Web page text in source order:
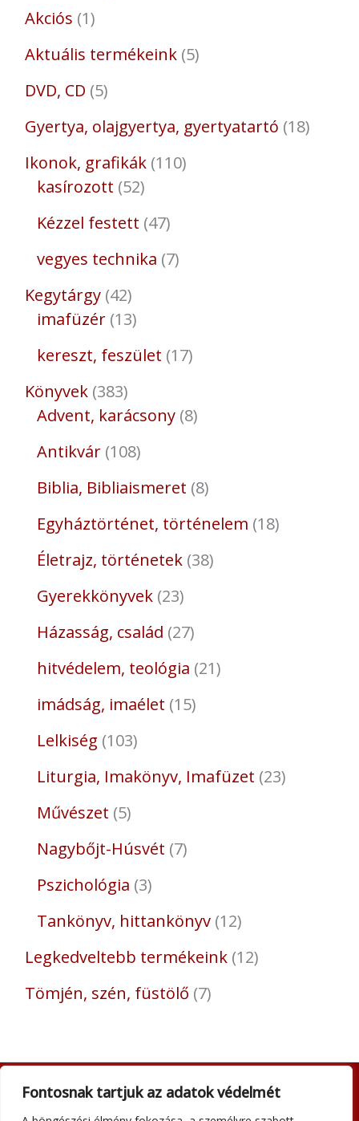
Fontosnak tartjuk az adatok védelmét
Akciós 1
Aktuális termékeink 5
DVD, CD 5
Gyertya, olajgyertya, gyertyatartó 18
Ikonok, grafikák 110
kasírozott 52
Kézzel festett 47
vegyes technika 7
Kegytárgy 42
imafüzér 13
kereszt, feszület 17
Könyvek 383
Advent, karácsony 8
Antikvár 108
Biblia, Bibliaismeret 8
Egyháztörténet, történelem 18
Életrajz, történetek 38
Gyerekkönyvek 23
Házasság, család 27
hitvédelem, teológia 21
imádság, imaélet 15
Lelkiség 103
Liturgia, Imakönyv, Imafüzet 23
Művészet 5
Nagybőjt-Húsvét 7
Pszichológia 3
Tankönyv, hittankönyv 12
Legkedveltebb termékeink 12
Tömjén, szén, füstölő 7
Adatkezelési tájékoztató